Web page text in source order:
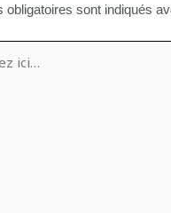
obligatoires sont indiqués